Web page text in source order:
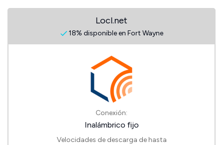
Locl.net
18% disponible en Fort Wayne
Conexión:
Inalámbrico fijo
Velocidades de descarga de hasta